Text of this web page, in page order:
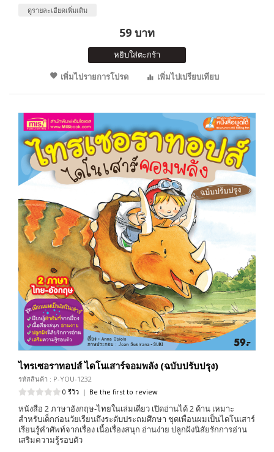
ดูรายละเอียดเพิ่มเติม
59 บาท
หยิบใส่ตะกร้า
เพิ่มไปรายการโปรด
เพิ่มไปเปรียบเทียบ
ไทรเซอราทอปส์ ไดโนเสาร์จอมพลัง (ฉบับปรับปรุง)
รหัสสินค้า : P-YOU-1232
0 รีวิว | Be the first to review
หนังสือ 2 ภาษาอังกฤษ-ไทยในเล่มเดียว เปิดอ่านได้ 2 ด้าน เหมาะ
สำหรับเด็กก่อนวัยเรียนถึงระดับประถมศึกษา ชุดเพื่อนผมเป็นไดโนเสาร์
เรียนรู้คำศัพท์จากเรื่อง เนื้อเรื่องสนุก อ่านง่าย ปลูกฝังนิสัยรักการอ่าน
เสริมความรู้รอบตัว